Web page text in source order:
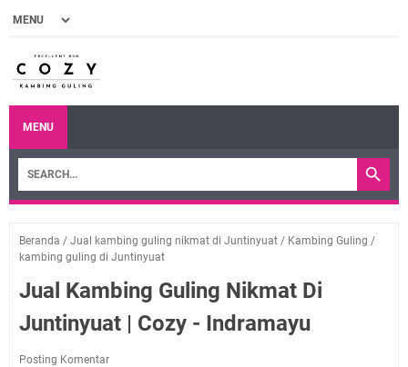
MENU
Beranda / Jual kambing guling nikmat di Juntinyuat / Kambing Guling /
kambing guling di Juntinyuat
Jual Kambing Guling Nikmat Di
Juntinyuat | Cozy - Indramayu
Posting Komentar